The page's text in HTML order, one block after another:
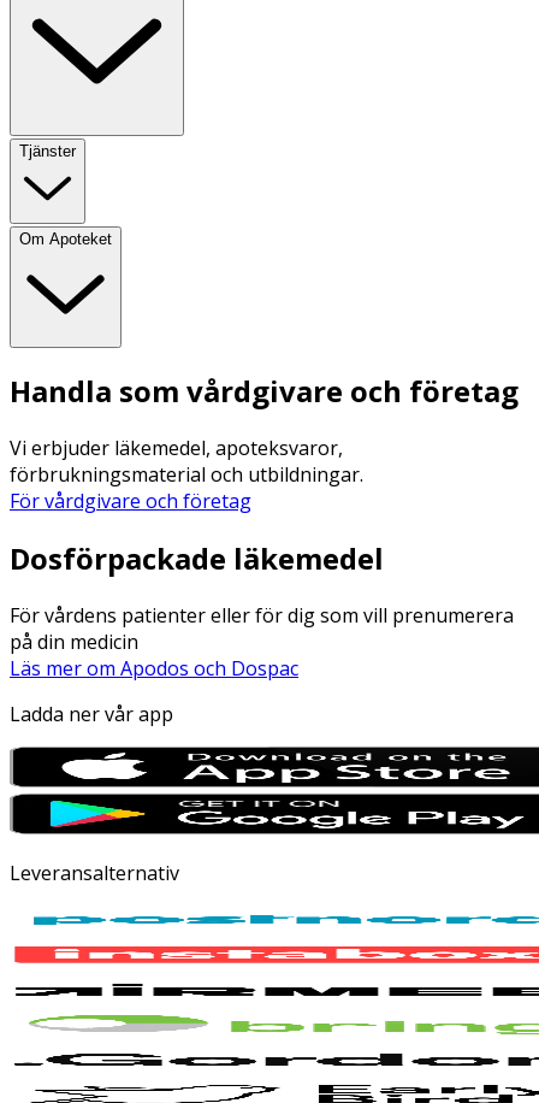
Tjänster
Om Apoteket
Handla som vårdgivare och företag
Vi erbjuder läkemedel, apoteksvaror,
förbrukningsmaterial och utbildningar.
För vårdgivare och företag
Dosförpackade läkemedel
För vårdens patienter eller för dig som vill prenumerera
på din medicin
Läs mer om Apodos och Dospac
Ladda ner vår app
Leveransalternativ